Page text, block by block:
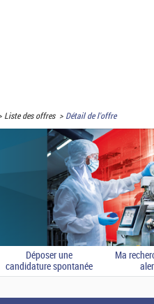
Liste des offres Détail de l'offre
Déposer une
candidature spontanée
Ma